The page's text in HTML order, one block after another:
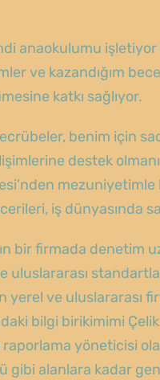
anaokulumu
ve kazandığım
katkı sağlıyor.
benim için
destek
mezuniyetimle
iş dünyasında
bir firmada denetim
uluslararası
ve uluslararası
bilgi birikimimi
yöneticisi
gibi alanlara kadar